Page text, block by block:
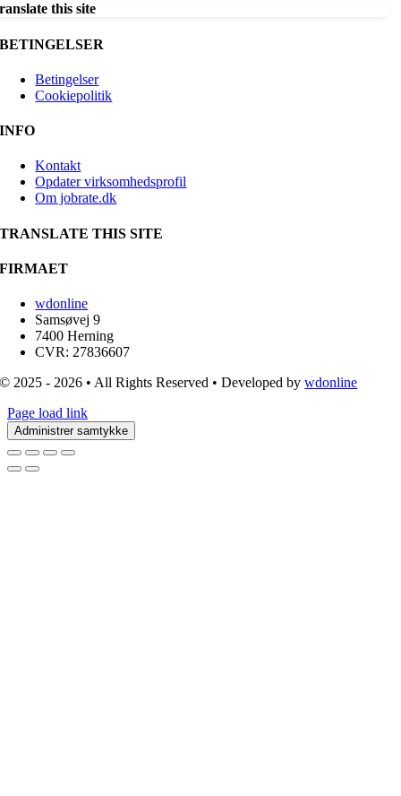
this site
BETINGELSER
Betingelser
Cookiepolitik
INFO
Kontakt
Opdater virksomhedsprofil
Om jobrate.dk
TRANSLATE THIS SITE
FIRMAET
wdonline
Samsøvej 9
7400 Herning
CVR: 27836607
© 2025 - 2026 • All Rights Reserved • Developed bywdonline
Page load link
Administrer samtykke